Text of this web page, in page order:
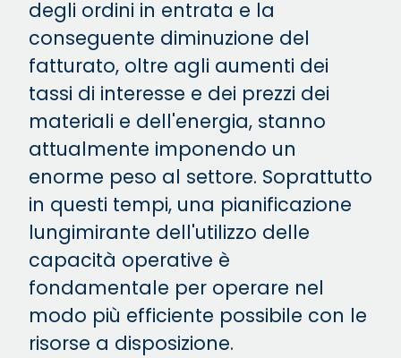
degli ordini in entrata e la
conseguente diminuzione del
fatturato, oltre agli aumenti dei
tassi di interesse e dei prezzi dei
materiali e dell'energia, stanno
attualmente imponendo un
enorme peso al settore. Soprattutto
in questi tempi, una pianificazione
lungimirante dell'utilizzo delle
capacità operative è
fondamentale per operare nel
modo più efficiente possibile con le
risorse a disposizione.